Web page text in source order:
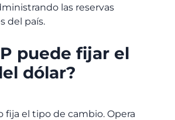
las reservas
del país.
puede fijar el
dólar?
fija el tipo de cambio. Opera